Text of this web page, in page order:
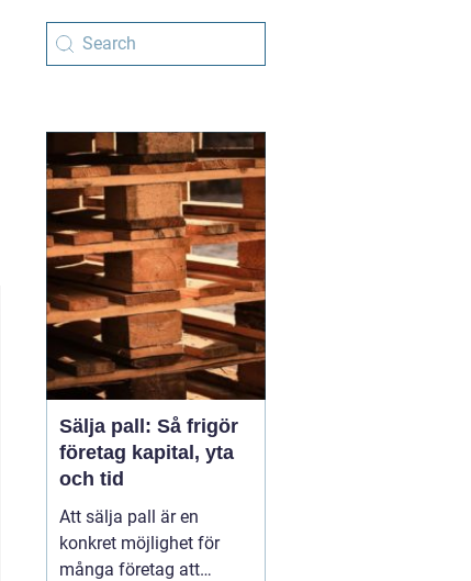
Sälja pall: Så frigör
företag kapital, yta
och tid
Att sälja pall är en
konkret möjlighet för
många företag att